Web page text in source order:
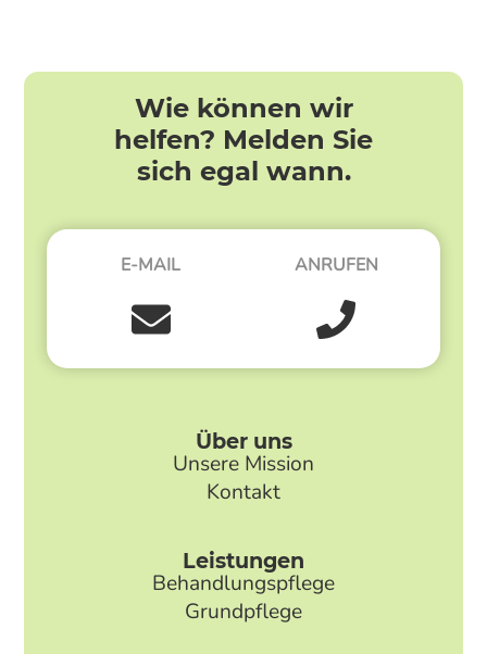
Wie können wir
helfen? Melden Sie
sich egal wann.
E-MAIL ANRUFEN
Über uns
Unsere Mission
Kontakt
Leistungen
Behandlungspflege
Grundpflege